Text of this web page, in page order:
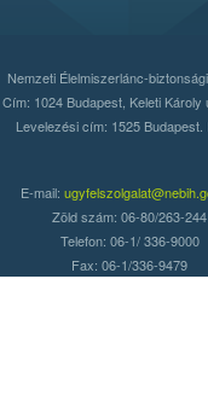
Nemzeti Élelmiszerlánc-
Cím: 1024 Budapest, Keleti Károly
Levelezési cím: 1525 Budapest.
E-mail:
Zöld szám: 06-80/263-244
Telefon: 06-1/ 336-9000
Fax: 06-1/336-9479